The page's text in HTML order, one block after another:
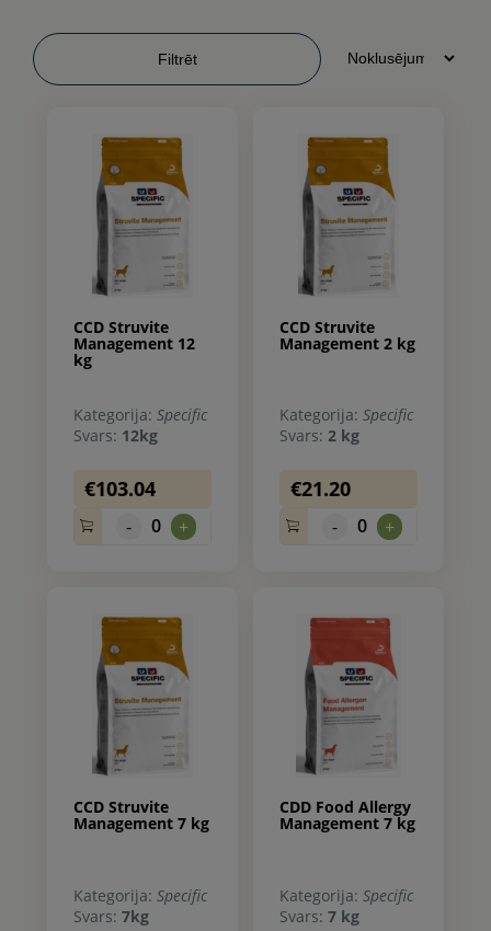
Filtrēt
CCD Struvite
Management 12
kg
Kategorija: Specific
Svars: 12kg
€103.04
- 0 +
CCD Struvite
Management 2 kg
Kategorija: Specific
Svars: 2 kg
€21.20
- 0 +
CCD Struvite
Management 7 kg
Kategorija: Specific
Svars: 7kg
CDD Food Allergy
Management 7 kg
Kategorija: Specific
Svars: 7 kg